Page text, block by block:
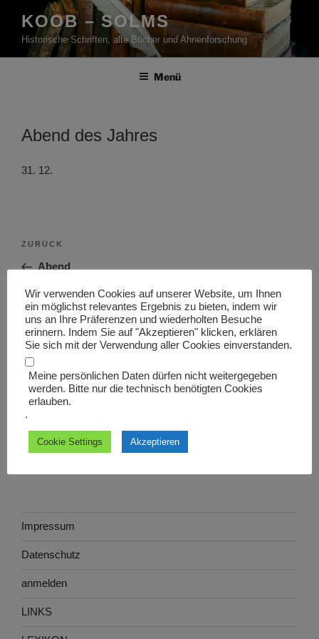
Inhalt
springen
KOOB – SOLMS
Historische Schriften, alte Bücher und Ahnenforschung
Menü
Abend des Jahres
31. 12.
Beitragsnavigation
Vorheriger
Beitrag
ZURÜCK
Abend
Nächster
Beitrag
WEITER
Abg.
Impressum
Datenschutz
anmelden
LINKS
Wir verwenden Cookies auf unserer Website, um Ihnen
ein möglichst relevantes Ergebnis zu bieten, indem wir
uns an Ihre Präferenzen und wiederholten Besuche
erinnern. Indem Sie auf "Akzeptieren" klicken, erklären
Sie sich mit der Verwendung aller Cookies einverstanden.
Meine persönlichen Daten dürfen nicht weitergegeben
werden. Bitte nur die technisch benötigten Cookies
erlauben.
.
Cookie Settings Akzeptieren